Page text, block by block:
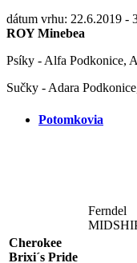
dátum vrhu: 22.6.2019 -
ROY Minebea
Psíky - Alfa Podkonice,
Sučky - Adara
Potomkovia
Cherokee
Brixi´s Pride
Ferndel